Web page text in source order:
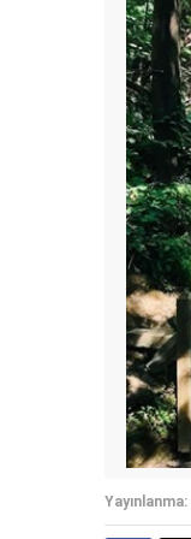
Yayınlanma: